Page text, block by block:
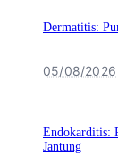
Dermatitis:
05/08/2026
Endokarditis:
Jantung